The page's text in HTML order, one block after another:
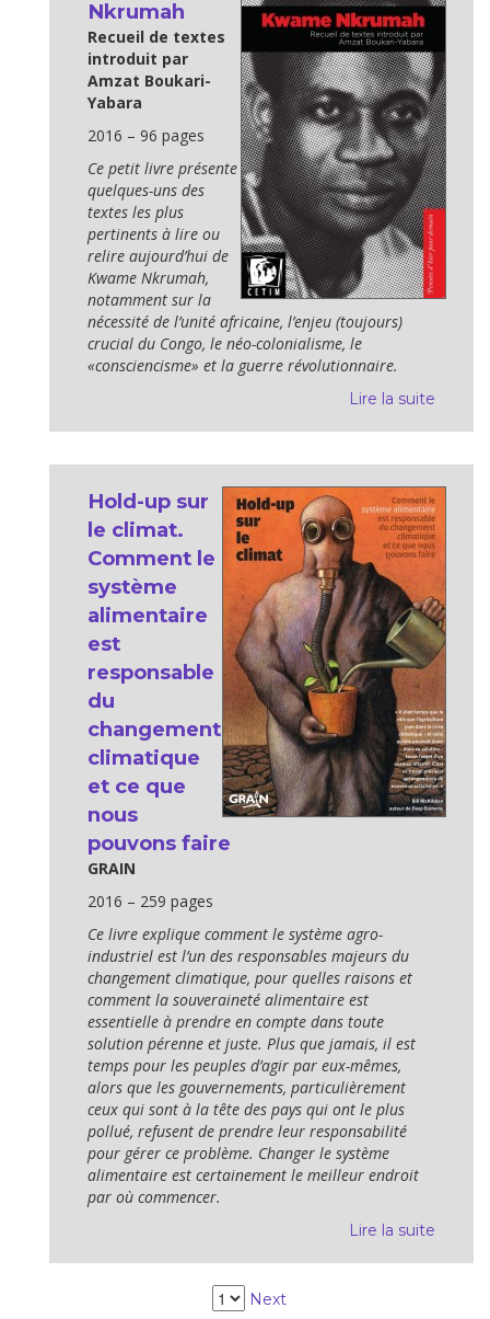
Nkrumah
Recueil de textes
introduit par
Amzat Boukari-
Yabara
2016 – 96 pages
Ce petit livre présente
quelques-uns des
textes les plus
pertinents à lire ou
relire aujourd’hui de
Kwame Nkrumah,
notamment sur la
nécessité de l’unité africaine, l’enjeu (toujours)
crucial du Congo, le néo-colonialisme, le
«consciencisme» et la guerre révolutionnaire.
Lire la suite
Hold-up sur
le climat.
Comment le
système
alimentaire
est
responsable
du
changement
climatique
et ce que
nous
pouvons faire
GRAIN
2016 – 259 pages
Ce livre explique comment le système agro-
industriel est l’un des responsables majeurs du
changement climatique, pour quelles raisons et
comment la souveraineté alimentaire est
essentielle à prendre en compte dans toute
solution pérenne et juste. Plus que jamais, il est
temps pour les peuples d’agir par eux-mêmes,
alors que les gouvernements, particulièrement
ceux qui sont à la tête des pays qui ont le plus
pollué, refusent de prendre leur responsabilité
pour gérer ce problème. Changer le système
alimentaire est certainement le meilleur endroit
par où commencer.
Lire la suite
Next